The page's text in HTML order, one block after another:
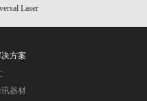
Laser
方案
器材